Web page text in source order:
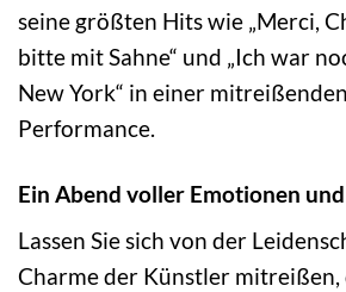
seine größten Hits wie „Merci,
bitte mit Sahne“ und „Ich war
New York“ in einer
Performance.
Ein Abend voller Emotionen
Lassen Sie sich von der
Charme der Künstler mitreißen,